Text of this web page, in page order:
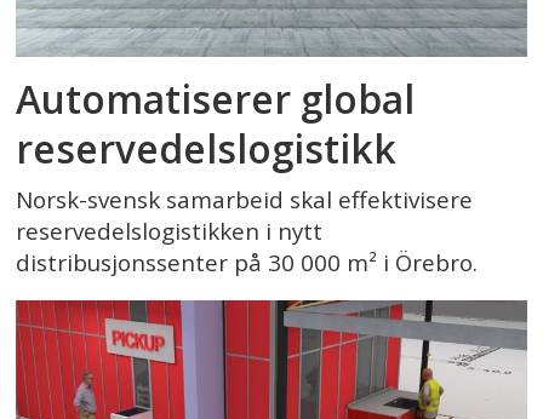
Automatiserer global
reservedels­logistikk
Norsk-svensk samarbeid skal effektivisere
reservedelslogistikken i nytt
distribusjonssenter på 30 000 m² i Örebro.